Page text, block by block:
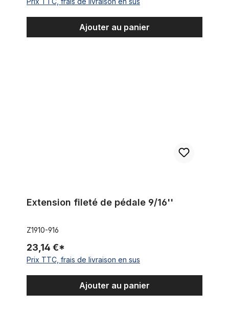
Ajouter au panier
Extension fileté de pédale 9/16''
Z1910-916
23,14 €*
Prix TTC, frais de livraison en sus
Ajouter au panier